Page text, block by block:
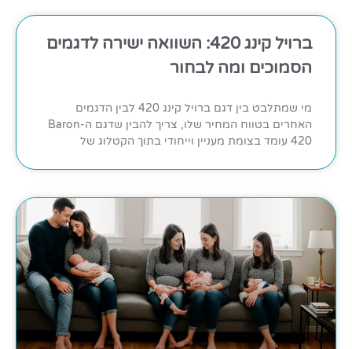
ברויל קינג 420: השוואה ישירה לדגמים
הסמוכים ומה לבחור
מי שמתלבט בין דגם ברויל קינג 420 לבין הדגמים
האחרים בטווח המחיר שלו, צריך להבין שדגם ה-Baron
420 עומד בצומת מעניין וייחודי בתוך הקטלוג של